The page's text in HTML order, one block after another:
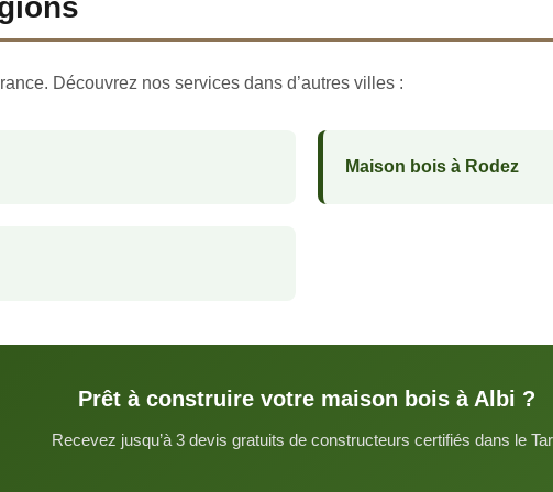
Découvrez nos services dans d’autres villes :
Maison bois à Rodez
Prêt à construire votre maison bois à Albi ?
Recevez jusqu’à 3 devis gratuits de constructeurs certifiés dans le